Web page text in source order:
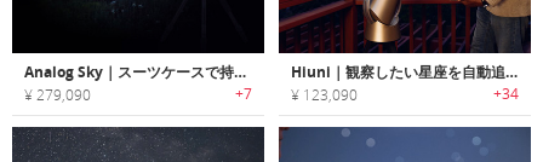
Analog Sky｜スーツケースで持ち運び可能な3Dプリント天体観測双眼鏡キット
¥ 279,090 +7
Hiuni｜観察したい星座を自動追跡可能なスマート望遠鏡「ハイユニ」
¥ 123,090 +34